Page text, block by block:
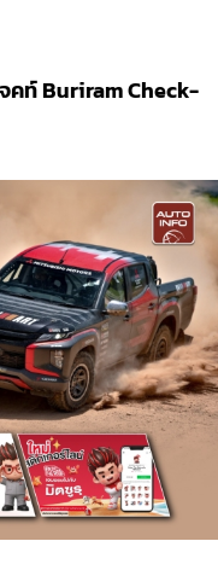
คท์ Buriram Check-